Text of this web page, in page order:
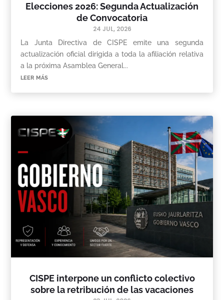
Elecciones 2026: Segunda Actualización
de Convocatoria
24 JUL, 2026
La Junta Directiva de CISPE emite una segunda
actualización oficial dirigida a toda la afiliación relativa
a la próxima Asamblea General...
leer más
CISPE interpone un conflicto colectivo
sobre la retribución de las vacaciones